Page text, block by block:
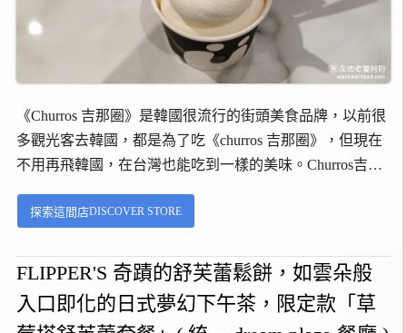
《Churros 吉那圈》是韓國很流行的街頭美食品牌，以前很
多觀光客去韓國，都是為了吃《churros 吉那圈》，但現在
不用再飛韓國，在台灣也能吃到一樣的美味。Churros吉那
超多，店面空間不大，但這裡的租金比一般的店面貴上好
探索這間店DISCOVER STORE
FLIPPER'S 奇蹟的舒芙蕾鬆餅，如雲朵般
入口即化的日式夢幻下午茶，限定款「草